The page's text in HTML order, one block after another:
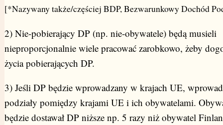
[*Nazywany także/częściej BDP, Bezwarunkowy Dochód
2) Nie-pobierający DP (np. nie-obywatele) będą musieli
nieproporcjonalnie wiele pracować zarobkowo, żeby
życia pobierających DP.
3) Jeśli DP będzie wprowadzany w krajach UE,
podziały pomiędzy krajami UE i ich obywatelami.
będzie dostawał DP niższe np. 5 razy niż obywatel